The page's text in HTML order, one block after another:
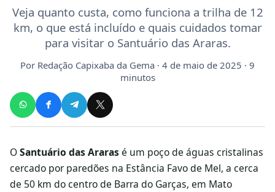
Veja quanto custa, como funciona a trilha de 12
km, o que está incluído e quais cuidados tomar
para visitar o Santuário das Araras.
Por Redação Capixaba da Gema · 4 de maio de 2025 · 9
minutos
OSantuário das Ararasé um poço de águas cristalinas
cercado por paredões na Estância Favo de Mel, a cerca
de 50 km do centro de Barra do Garças, em Mato